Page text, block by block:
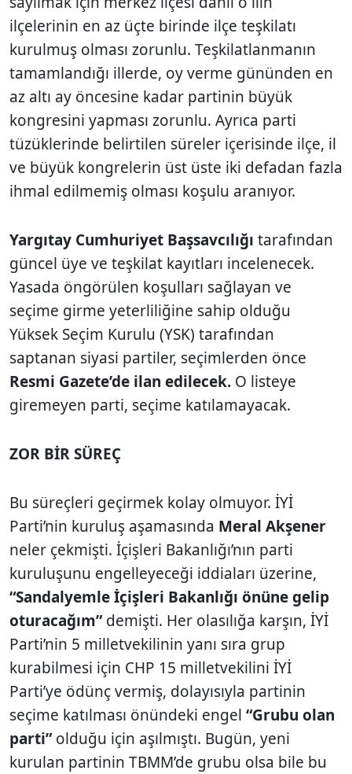
ilçelerinin en az üçte birinde ilçe teşkilatı
kurulmuş olması zorunlu. Teşkilatlanmanın
tamamlandığı illerde, oy verme gününden en
az altı ay öncesine kadar partinin büyük
kongresini yapması zorunlu. Ayrıca parti
tüzüklerinde belirtilen süreler içerisinde ilçe, il
ve büyük kongrelerin üst üste iki defadan fazla
ihmal edilmemiş olması koşulu aranıyor.
Yargıtay Cumhuriyet Başsavcılığı tarafından
güncel üye ve teşkilat kayıtları incelenecek.
Yasada öngörülen koşulları sağlayan ve
seçime girme yeterliliğine sahip olduğu
Yüksek Seçim Kurulu (YSK) tarafından
saptanan siyasi partiler, seçimlerden önce
Resmi Gazete’de ilan edilecek. O listeye
giremeyen parti, seçime katılamayacak.
ZOR BİR SÜREÇ
Bu süreçleri geçirmek kolay olmuyor. İYİ
Parti’nin kuruluş aşamasında Meral Akşener
neler çekmişti. İçişleri Bakanlığı’nın parti
kuruluşunu engelleyeceği iddiaları üzerine,
“Sandalyemle İçişleri Bakanlığı önüne gelip
oturacağım”demişti. Her olasılığa karşın, İYİ
Parti’nin 5 milletvekilinin yanı sıra grup
kurabilmesi için CHP 15 milletvekilini İYİ
Parti’ye ödünç vermiş, dolayısıyla partinin
seçime katılması önündeki engel “Grubu olan
parti”olduğu için aşılmıştı. Bugün, yeni
kurulan partinin TBMM’de grubu olsa bile bu